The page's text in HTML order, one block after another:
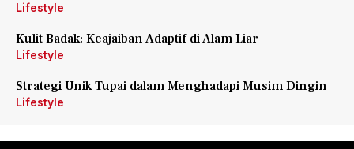
Lifestyle
Kulit Badak: Keajaiban Adaptif di Alam Liar
Lifestyle
Strategi Unik Tupai dalam Menghadapi Musim Dingin
Lifestyle